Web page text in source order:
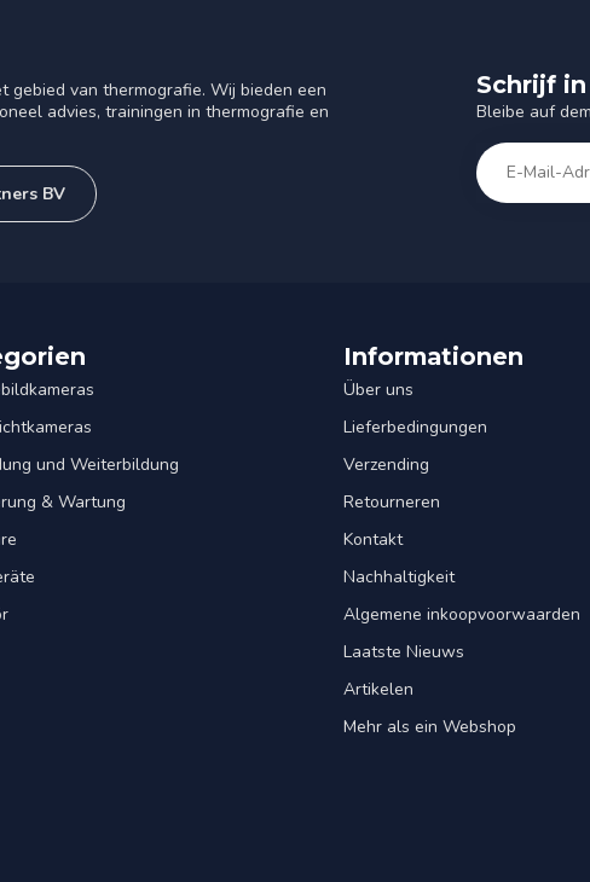
gebied van thermografie. Wij bieden een
advies, trainingen in thermografie en
BV
Schrijf
Bleibe auf
und Weiterbildung
& Wartung
Informationen
Über uns
Lieferbedingungen
Verzending
Retourneren
Kontakt
Nachhaltigkeit
Algemene inkoopvoorwaarden
Laatste Nieuws
Artikelen
Mehr als ein Webshop